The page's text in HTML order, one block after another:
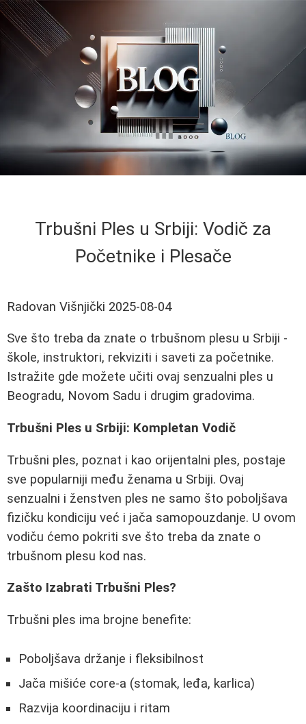
Trbušni Ples u Srbiji: Vodič za
Početnike i Plesače
Radovan Višnjički 2025-08-04
Sve što treba da znate o trbušnom plesu u Srbiji -
škole, instruktori, rekviziti i saveti za početnike.
Istražite gde možete učiti ovaj senzualni ples u
Beogradu, Novom Sadu i drugim gradovima.
Trbušni Ples u Srbiji: Kompletan Vodič
Trbušni ples, poznat i kao orijentalni ples, postaje
sve popularniji među ženama u Srbiji. Ovaj
senzualni i ženstven ples ne samo što poboljšava
fizičku kondiciju već i jača samopouzdanje. U ovom
vodiču ćemo pokriti sve što treba da znate o
trbušnom plesu kod nas.
Zašto Izabrati Trbušni Ples?
Trbušni ples ima brojne benefite:
Poboljšava držanje i fleksibilnost
Jača mišiće core-a (stomak, leđa, karlica)
Razvija koordinaciju i ritam